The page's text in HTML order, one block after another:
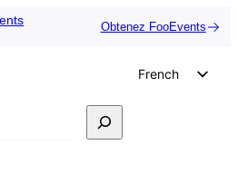
Obtenez FooEvents
French